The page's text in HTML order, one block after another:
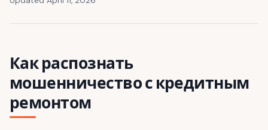
Как распознать
мошенничество с кредитным
ремонтом